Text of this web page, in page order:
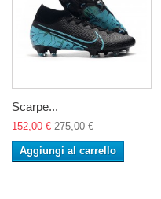
Scarpe...
152,00 € 275,00 €
Aggiungi al carrello